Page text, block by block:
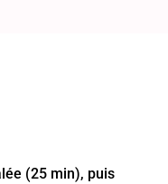
(25 min), puis